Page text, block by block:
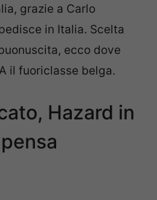
grazie a Carlo
in Italia. Scelta
ecco dove
il fuoriclasse belga.
Hazard in